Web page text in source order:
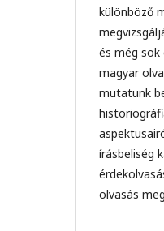
különböző
és még sok
magyar
mutatunk
írásbeliség
olvasás